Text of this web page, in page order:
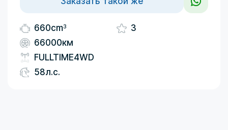
660cm3
66000км
FULLTIME4WD
58л.с.
3